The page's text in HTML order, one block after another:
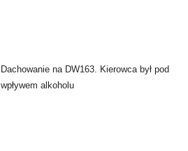
Dachowanie na DW163. Kierowca był pod
wpływem alkoholu